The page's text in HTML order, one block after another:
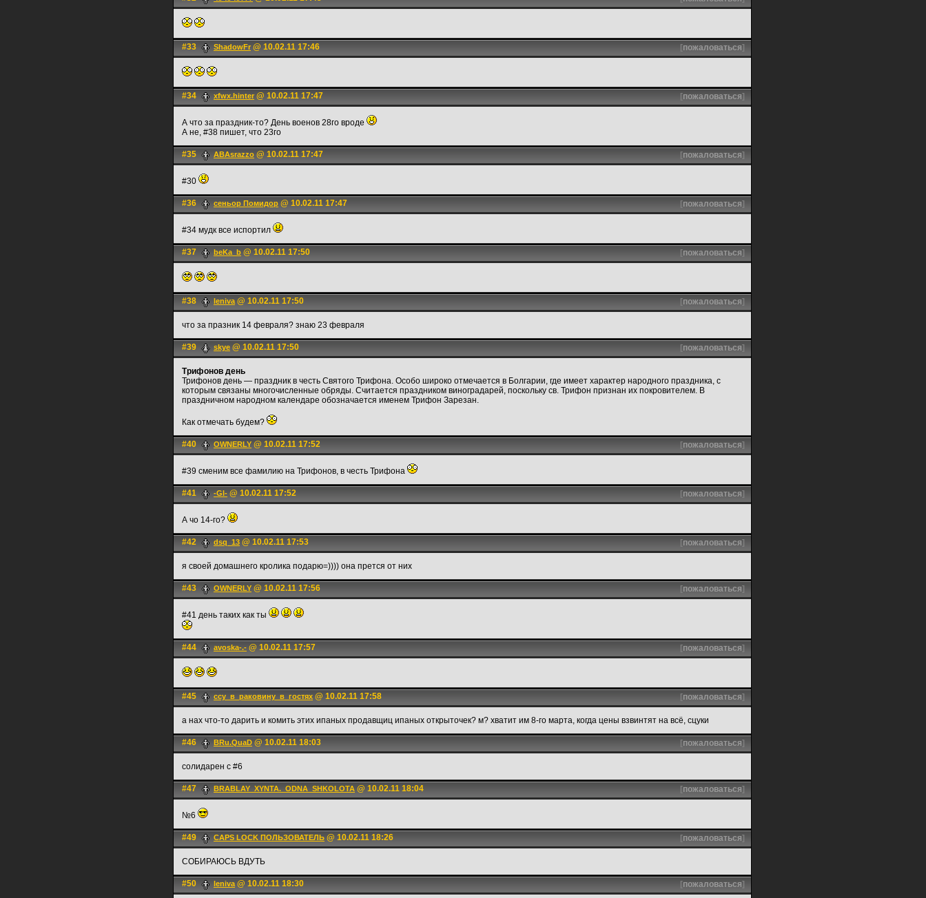
#33 ShadowFr @ 10.02.11 17:46 [пожаловаться]
#34 xfwx.hinter @ 10.02.11 17:47 [пожаловаться]
А что за праздник-то? День военов 28го вроде
А не, #38 пишет, что 23го
#35 ABAsrazzo @ 10.02.11 17:47 [пожаловаться]
#30
#36 сеньoр Помидор @ 10.02.11 17:47 [пожаловаться]
#34 мудк все испортил
#37 beKa_b @ 10.02.11 17:50 [пожаловаться]
#38 leniva@ 10.02.11 17:50 [пожаловаться]
что за празник 14 февраля? знаю 23 февраля
#39 skye @ 10.02.11 17:50 [пожаловаться]
Трифонов день
Трифонов день — праздник в честь Святого Трифона. Особо широко отмечается в Болгарии, где имеет характер народного праздника, с
которым связаны многочисленные обряды. Считается праздником виноградарей, поскольку св. Трифон признан их покровителем. В
праздничном народном календаре обозначается именем Трифон Зарезан.
Как отмечать будем?
#40 OWNERLY @ 10.02.11 17:52 [пожаловаться]
#39 сменим все фамилию на Трифонов, в честь Трифона
#41 -Gl- @ 10.02.11 17:52 [пожаловаться]
А чо 14-го?
#42 dsq_13 @ 10.02.11 17:53 [пожаловаться]
я своей домашнего кролика подарю=)))) она прется от них
#43 OWNERLY @ 10.02.11 17:56 [пожаловаться]
#41 день таких как ты
#44 avoska-.- @ 10.02.11 17:57 [пожаловаться]
#45 ссу_в_раковину_в_гостях @ 10.02.11 17:58 [пожаловаться]
а нах что-то дарить и комить этих ипаных продавщиц ипаных открыточек? м? хватит им 8-го марта, когда цены взвинтят на всё, сцуки
#46 BRu.QuaD @ 10.02.11 18:03 [пожаловаться]
солидарен с #6
#47 BRABLAY_XYNTA._ODNA_SHKOLOTA @ 10.02.11 18:04 [пожаловаться]
№6
#49 CAPS LOCK ПОЛЬЗОВАТЕЛЬ @ 10.02.11 18:26 [пожаловаться]
СОБИРАЮСЬ ВДУТЬ
#50 leniva@ 10.02.11 18:30 [пожаловаться]